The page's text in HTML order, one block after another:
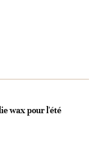
wax pour l'été